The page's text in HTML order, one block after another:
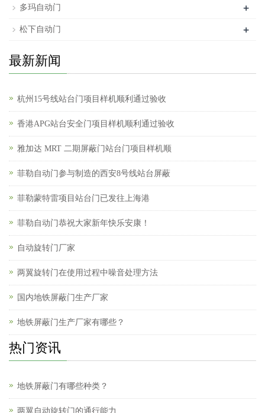
多玛自动门
+
松下自动门 +
最新新闻
杭州15号线站台门项目样机顺利通过验收
香港APG站台安全门项目样机顺利通过验收
雅加达 MRT 二期屏蔽门站台门项目样机顺
菲勒自动门参与制造的西安8号线站台屏蔽
菲勒蒙特雷项目站台门已发往上海港
菲勒自动门恭祝大家新年快乐安康！
自动旋转门厂家
两翼旋转门在使用过程中噪音处理方法
国内地铁屏蔽门生产厂家
地铁屏蔽门生产厂家有哪些？
热门资讯
地铁屏蔽门有哪些种类？
两翼自动旋转门的通行能力